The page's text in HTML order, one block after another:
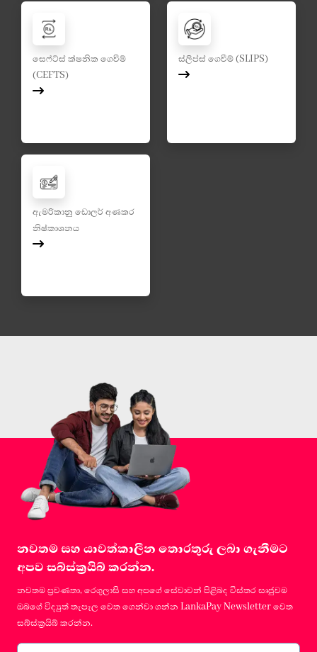
සෙෆ්ට්ස් ක්ෂනික ගෙවීම්
(CEFTS)
ස්ලිප්ස් ගෙවීම් (SLIPS)
ඇමරිකානු ඩොලර් අණකර
නිෂ්කාශනය
නවතම සහ යාවත්කාලීන තොරතුරු ලබා ගැනීමට
අපව සබ්ස්ක්‍රයිබ් කරන්න.
නවතම ප්‍රවණතා, රෙගුලාසි සහ අපගේ සේවාවන් පිළිබද විස්තර සෘජුවම
ඔබගේ විද්‍යුත් තැපෑල වෙත ගෙන්වා ගන්න LankaPay Newsletter වෙත
සබ්ස්ක්‍රයිබ් කරන්න.